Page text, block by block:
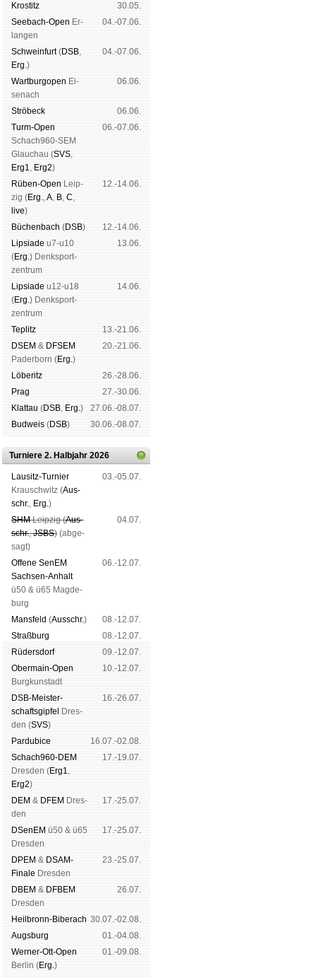
Kros­titz
30.05.
See­bach-Open Er­
lan­gen
04.-07.06.
Schwein­furt(DSB,
Erg.)
04.-07.06.
Wart­burg­open Ei­
se­nach
06.06.
Strö­beck
06.06.
Turm-Open
Schach960-SEM
Glau­chau (SVS,
Erg1, Erg2)
06.-07.06.
Rüben-Open Leip­
zig (Erg.,A, B, C,
live)
12.-14.06.
Büchen­bach (DSB)
12.-14.06.
Lipsiade u7-u10
(Erg.) Denk­sport­
zen­trum
13.06.
Lipsiade u12-u18
(Erg.) Denk­sport­
zen­trum
14.06.
Tep­litz
13.-21.06.
DSEM & DFSEM
Pader­born (Erg.)
20.-21.06.
Lö­be­ritz
26.-28.06.
Prag
27.-30.06.
Klat­tau (DSB, Erg.)
27.06.-08.07.
Bud­weis (DSB) 30.06.-08.07.
Turniere 2. Halbjahr 2026
Lau­sitz-Tur­nier
Krausch­witz (Aus­
schr., Erg.)
03.-05.07.
SHMLeip­zig (Aus­
schr.,JSBS) (ab­ge­
sagt)
04.07.
Offene SenEM
Sach­sen-An­halt
ü50 & ü65 Mag­de­
burg
06.-12.07.
Mans­feld (Aus­schr.)
08.-12.07.
Straß­burg
08.-12.07.
Rüders­dorf
09.-12.07.
Ober­main-Open
Burg­kun­stadt
10.-12.07.
DSB-Meister­
schafts­gipfel Dres­
den (SVS)
16.-26.07.
Pardu­bice
16.07.-02.08.
Schach960-DEM
Dres­den (Erg1,
Erg2)
17.-19.07.
DEM & DFEM Dres­
den
17.-25.07.
DSenEM ü50 & ü65
Dres­den
17.-25.07.
DPEM & DSAM-
Finale Dres­den
23.-25.07.
DBEM & DFBEM
Dres­den
26.07.
Heil­bronn-Bi­ber­ach 30.07.-02.08.
Augs­burg
01.-04.08.
Werner-Ott-Open
Ber­lin (Erg.)
01.-09.08.